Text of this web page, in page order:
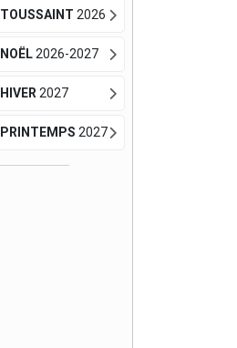
TOUSSAINT 2026
NOËL2026-2027
HIVER 2027
PRINTEMPS 2027